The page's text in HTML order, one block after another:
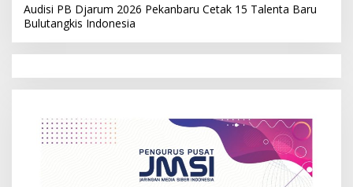
Audisi PB Djarum 2026 Pekanbaru Cetak 15 Talenta Baru
Bulutangkis Indonesia